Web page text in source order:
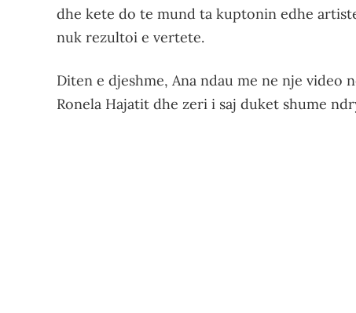
dhe kete do te mund ta kuptonin edhe
nuk rezultoi e vertete.
Diten e djeshme, Ana ndau me ne nje video
Ronela Hajatit dhe zeri i saj duket shume